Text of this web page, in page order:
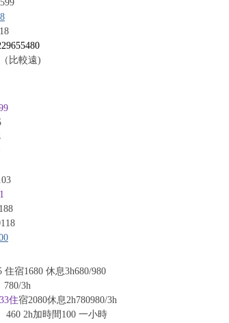
比較遠)
宿1680 休息3h680/980
780/3h
住宿2080休息2h780980/3h
2h加時間100 一小時